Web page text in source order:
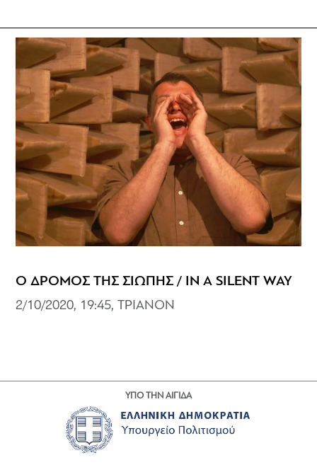
Ο ΔΡΟΜΟΣ ΤΗΣ ΣΙΩΠΗΣ / IN A SILENT WAY
2/10/2020, 19:45, ΤΡΙΑΝΟΝ
ΥΠΟ ΤΗΝ ΑΙΓΙΔΑ